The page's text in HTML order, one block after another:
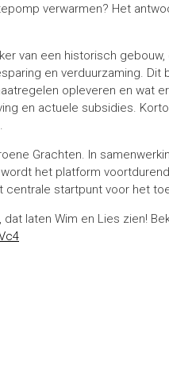
verwarmen? Het
van een historisch
en verduurzaming.
opleveren en wat
en actuele subsidies.
Grachten. In
het platform
centrale startpunt voor het
laten Wim en Lies zien!